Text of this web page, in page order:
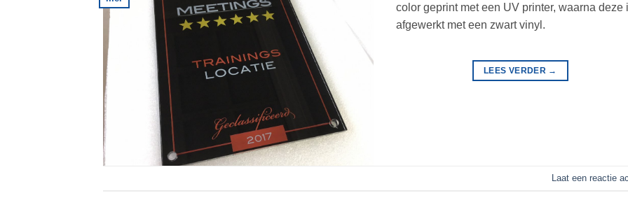
color geprint met een UV printer, waarna deze
afgewerkt met een zwart vinyl.
LEES VERDER →
Laat een reactie